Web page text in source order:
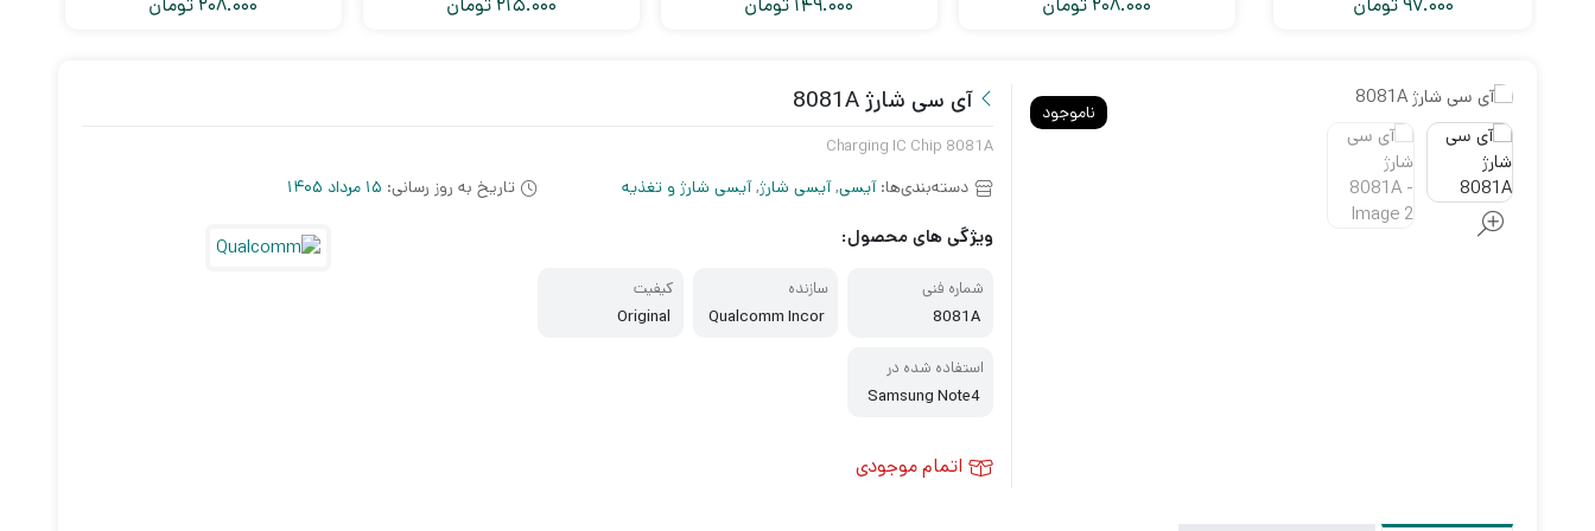
ناموجود آی سی شارژ 8081A
Charging IC Chip 8081A
دسته‌بندی‌ها:آیسی,آیسی شارژ,آیسی شارژ و تغذیه تاریخ به روز رسانی: 15 مرداد 1405
ویژگی های محصول:
شماره فنی
8081A
سازنده
Qualcomm Incor
کیفیت
Original
استفاده شده در
Samsung Note4
اتمام موجودی